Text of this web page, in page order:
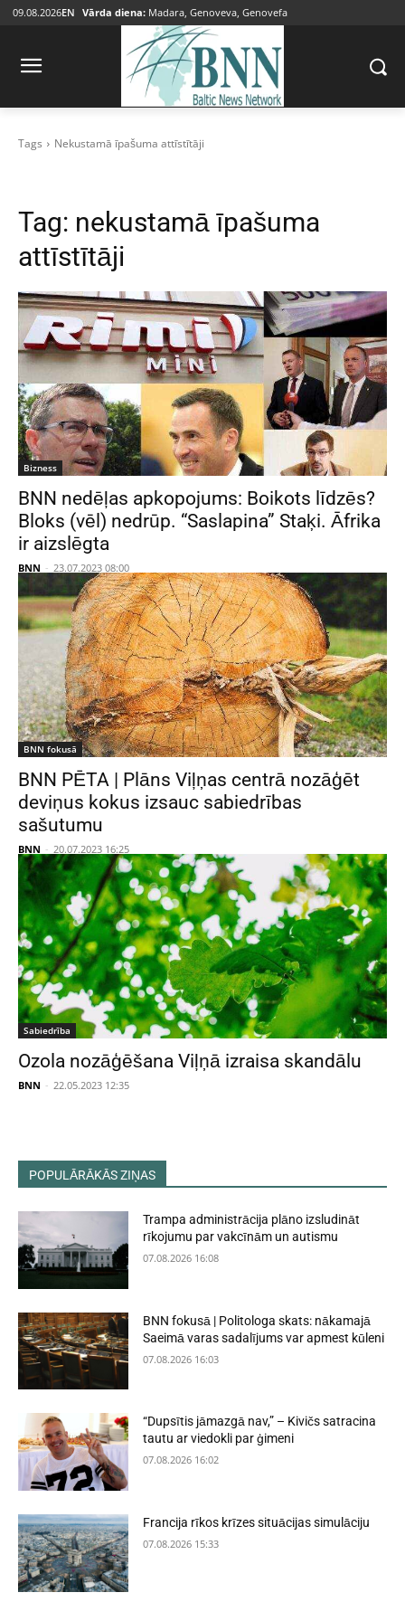
09.08.2026EN Vārda diena: Madara, Genoveva, Genovefa
Tags Nekustamā īpašuma attīstītāji
Tag: nekustamā īpašuma
attīstītāji
Bizness
BNN nedēļas apkopojums: Boikots līdzēs?
Bloks (vēl) nedrūp. “Saslapina” Staķi. Āfrika
ir aizslēgta
BNN - 23.07.2023 08:00
BNN fokusā
BNN PĒTA | Plāns Viļņas centrā nozāģēt
deviņus kokus izsauc sabiedrības
sašutumu
BNN - 20.07.2023 16:25
Sabiedrība
Ozola nozāģēšana Viļņā izraisa skandālu
BNN - 22.05.2023 12:35
POPULĀRĀKĀS ZIŅAS
Trampa administrācija plāno izsludināt
rīkojumu par vakcīnām un autismu
07.08.2026 16:08
BNN fokusā | Politologa skats: nākamajā
Saeimā varas sadalījums var apmest kūleni
07.08.2026 16:03
“Dupsītis jāmazgā nav,” – Kivičs satracina
tautu ar viedokli par ģimeni
07.08.2026 16:02
Francija rīkos krīzes situācijas simulāciju
07.08.2026 15:33